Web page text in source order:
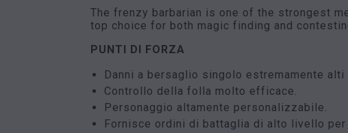
The frenzy barbarian is one of the strongest
top choice for both magic finding and
PUNTI DI FORZA
Danni a bersaglio singolo estremamente
Controllo della folla molto efficace.
Personaggio altamente personalizzabile.
Fornisce ordini di battaglia di alto livello per